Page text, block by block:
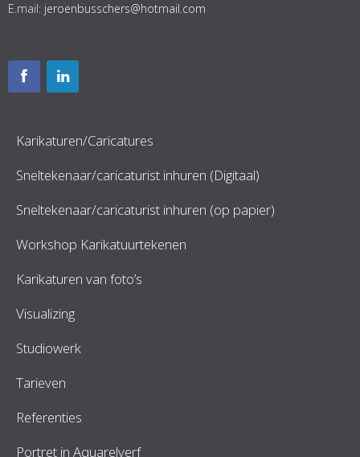
E.mail: jeroenbusschers@hotmail.com
Karikaturen/Caricatures
Sneltekenaar/caricaturist inhuren (Digitaal)
Sneltekenaar/caricaturist inhuren (op papier)
Workshop Karikatuurtekenen
Karikaturen van foto’s
Visualizing
Studiowerk
Tarieven
Referenties
Portret in Aquarelverf